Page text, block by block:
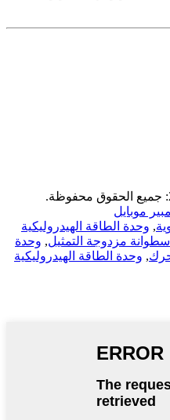
أمبير موبايل
, وحدة الطاقة الهيدروليكية
اسطوانة مزدوجة التمثيل, وحدة
, وحدة الطاقة الهيدروليكية